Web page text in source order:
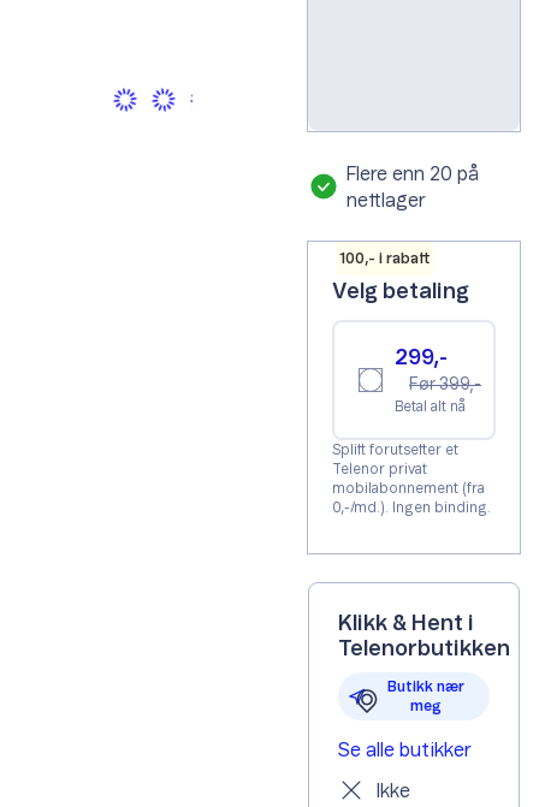
Flere enn 20 på
nettlager
100,- i rabatt
Velg betaling
299,-
Før 399,-
Betal alt nå
Splitt forutsetter et
Telenor privat
mobilabonnement (fra
0,-/md.). Ingen binding.
Klikk & Hent i
Telenorbutikken
Butikk nær
meg
Se alle butikker
Ikke